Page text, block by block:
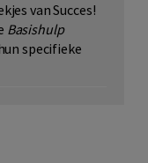
van Succes!
Basishulp
specifieke